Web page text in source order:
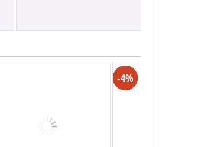
-4%
-4%
-4%
-4%